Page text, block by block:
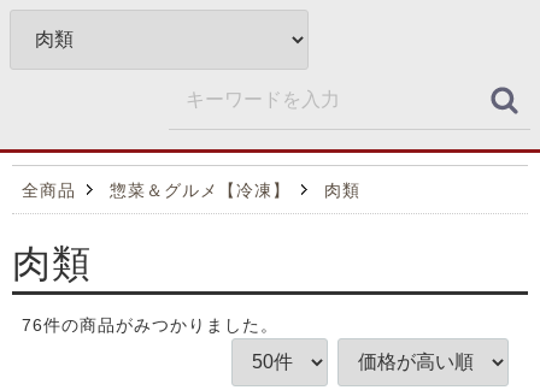
全商品 惣菜＆グルメ【冷凍】 肉類
肉類
76件の商品がみつかりました。